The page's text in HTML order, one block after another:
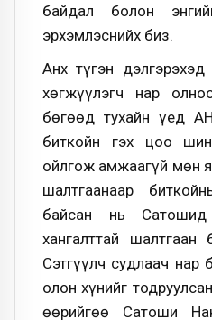
байдал болон
эрхэмлэснийх биз.
Анх түгэн
хөгжүүлэгч нар
бөгөөд тухайн үед
биткойн гэх цоо
ойлгож амжаагүй мөн
шалтгаанаар
байсан нь Cатошид
хангалттай шалтгаан
Сэтгүүлч судлаач нар
олон хүнийг
өөрийгөө Сатоши